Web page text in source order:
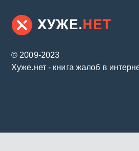
© 2009-2023
Хуже.нет - книга жалоб в